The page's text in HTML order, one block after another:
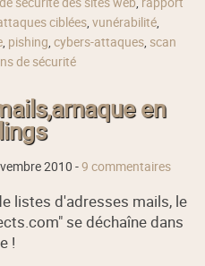
ciblées ,vunérabilité
pishing ,cybers-attaques scan
de sécurité
en
2010 -9 commentaires
listes d'adresses mails, le
se déchaîne dans
!